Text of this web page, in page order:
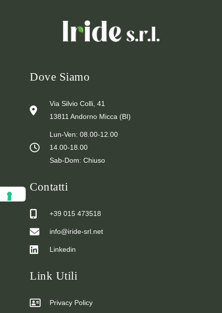
Dove Siamo
Via Silvio Colli, 41
13811 Andorno Micca (BI)
Lun-Ven: 08.00-12.00
14.00-18.00
Sab-Dom: Chiuso
Contatti
+39 015 473518
info@iride-srl.net
Linkedin
Link Utili
Privacy Policy